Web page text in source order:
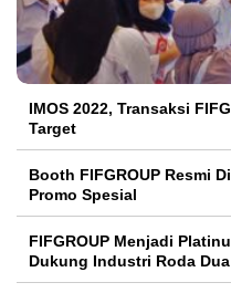
IMOS 2022, Transaksi
Target
Booth FIFGROUP Resmi
Promo Spesial
FIFGROUP Menjadi
Dukung Industri Roda